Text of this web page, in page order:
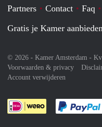
Partners Contact Faq
Gratis je Kamer
© 2026 - Kamer Amsterdam -
Voorwaarden & privacy
Account verwijderen